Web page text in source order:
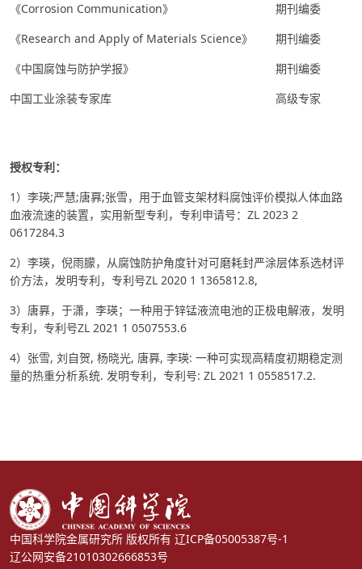
《Corrosion Communication》 期刊编委
《Research and Apply of Materials Science》 期刊编委
《中国腐蚀与防护学报》 期刊编委
中国工业涂装专家库 高级专家
授权专利：
1 ）李瑛;严慧;唐奡;张雪，用于血管支架材料腐蚀评价模拟人体血路
血液流速的装置，实用新型专利，专利申请号：ZL 2023 2
0617284.3
2）李瑛，倪雨朦，从腐蚀防护角度针对可磨耗封严涂层体系选材评
价方法，发明专利，专利号ZL 2020 1 1365812.8,
3）唐奡，于潇，李瑛；一种用于锌锰液流电池的正极电解液，发明
专利，专利号ZL 2021 1 0507553.6
4）张雪, 刘自贺, 杨晓光, 唐奡, 李瑛: 一种可实现高精度初期稳定测
量的热重分析系统. 发明专利，专利号: ZL 2021 1 0558517.2.
中国科学院金属研究所 版权所有 辽ICP备05005387号-1
辽公网安备21010302666853号